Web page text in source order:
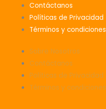
Contáctanos
Políticas de Privacidad
Términos y condiciones
Sobre Nosotros
Contáctanos
Políticas de Privacidad
Términos y condiciones